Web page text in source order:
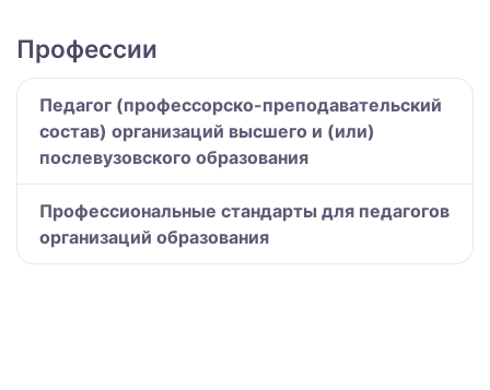
Профессии
Педагог (профессорско-преподавательский
состав) организаций высшего и (или)
послевузовского образования
Профессиональные стандарты для педагогов
организаций образования